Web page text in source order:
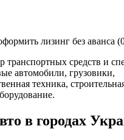
лизинг без аванса
транспортных средств и
автомобили, грузовики,
техника,
в городах